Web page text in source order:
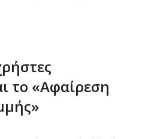
το «Αφαίρεση